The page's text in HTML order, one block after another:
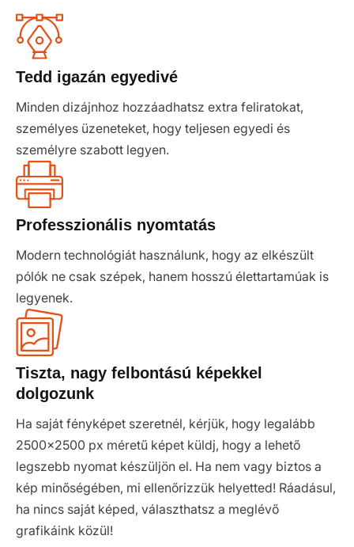
Tedd igazán egyedivé
Minden dizájnhoz hozzáadhatsz extra feliratokat,
személyes üzeneteket, hogy teljesen egyedi és
személyre szabott legyen.
Professzionális nyomtatás
Modern technológiát használunk, hogy az elkészült
pólók ne csak szépek, hanem hosszú élettartamúak is
legyenek.
Tiszta, nagy felbontású képekkel
dolgozunk
Ha saját fényképet szeretnél, kérjük, hogy legalább
2500x2500 px méretű képet küldj, hogy a lehető
legszebb nyomat készüljön el. Ha nem vagy biztos a
kép minőségében, mi ellenőrizzük helyetted! Ráadásul,
ha nincs saját képed, választhatsz a meglévő
grafikáink közül!